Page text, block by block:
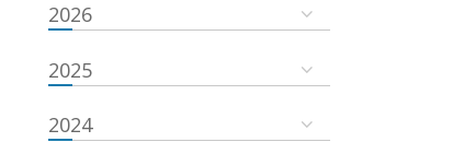
2026
2025
2024